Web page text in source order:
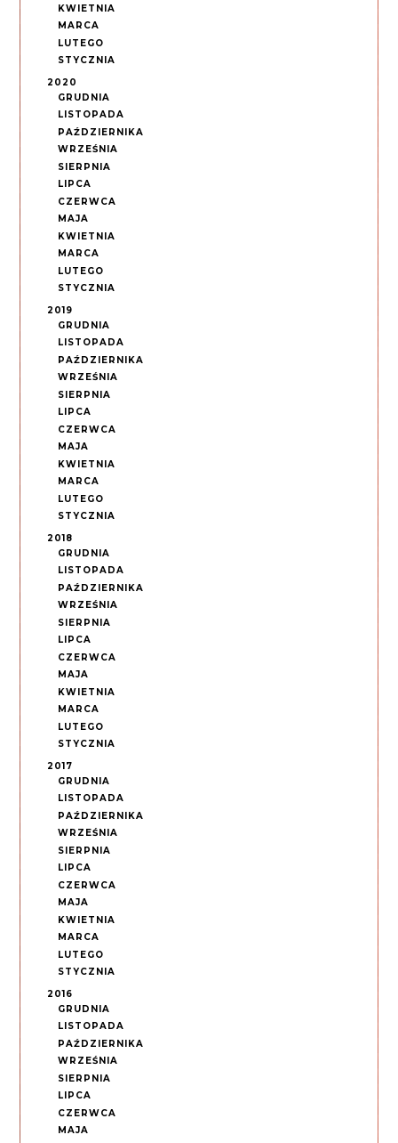
KWIETNIA
MARCA
LUTEGO
STYCZNIA
2020
GRUDNIA
LISTOPADA
PAŹDZIERNIKA
WRZEŚNIA
SIERPNIA
LIPCA
CZERWCA
MAJA
KWIETNIA
MARCA
LUTEGO
STYCZNIA
2019
GRUDNIA
LISTOPADA
PAŹDZIERNIKA
WRZEŚNIA
SIERPNIA
LIPCA
CZERWCA
MAJA
KWIETNIA
MARCA
LUTEGO
STYCZNIA
2018
GRUDNIA
LISTOPADA
PAŹDZIERNIKA
WRZEŚNIA
SIERPNIA
LIPCA
CZERWCA
MAJA
KWIETNIA
MARCA
LUTEGO
STYCZNIA
2017
GRUDNIA
LISTOPADA
PAŹDZIERNIKA
WRZEŚNIA
SIERPNIA
LIPCA
CZERWCA
MAJA
KWIETNIA
MARCA
LUTEGO
STYCZNIA
2016
GRUDNIA
LISTOPADA
PAŹDZIERNIKA
WRZEŚNIA
SIERPNIA
LIPCA
CZERWCA
MAJA